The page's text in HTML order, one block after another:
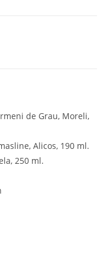
de Grau, Moreli,
Alicos, 190 ml.
250 ml.